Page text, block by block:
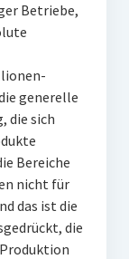
Betriebe,
generelle
die sich
Bereiche
nicht für
das ist die
die